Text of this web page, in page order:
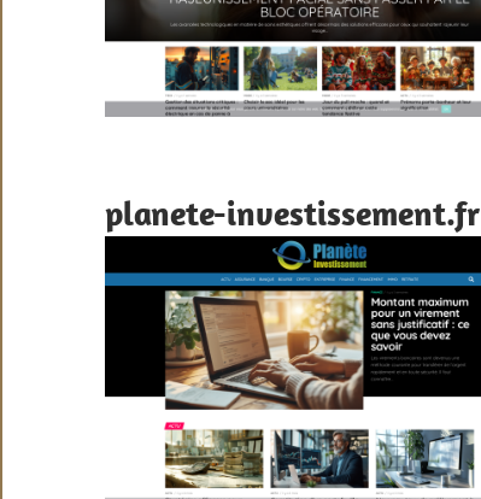
planete-investissement.fr